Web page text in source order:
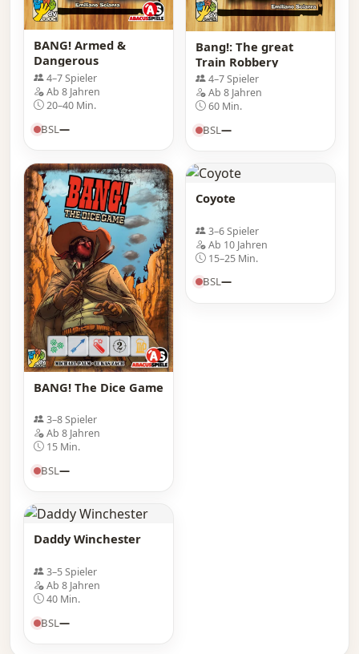
BANG! Armed &
Dangerous
4–7 Spieler
Ab 8 Jahren
20–40 Min.
BSL—
Bang!: The great
Train Robbery
4–7 Spieler
Ab 8 Jahren
60 Min.
BSL—
BANG! The Dice Game
3–8 Spieler
Ab 8 Jahren
15 Min.
BSL—
Coyote
3–6 Spieler
Ab 10 Jahren
15–25 Min.
BSL—
Daddy Winchester
3–5 Spieler
Ab 8 Jahren
40 Min.
BSL —